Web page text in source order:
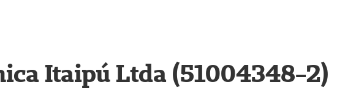
Itaipú Ltda (51004348-2)